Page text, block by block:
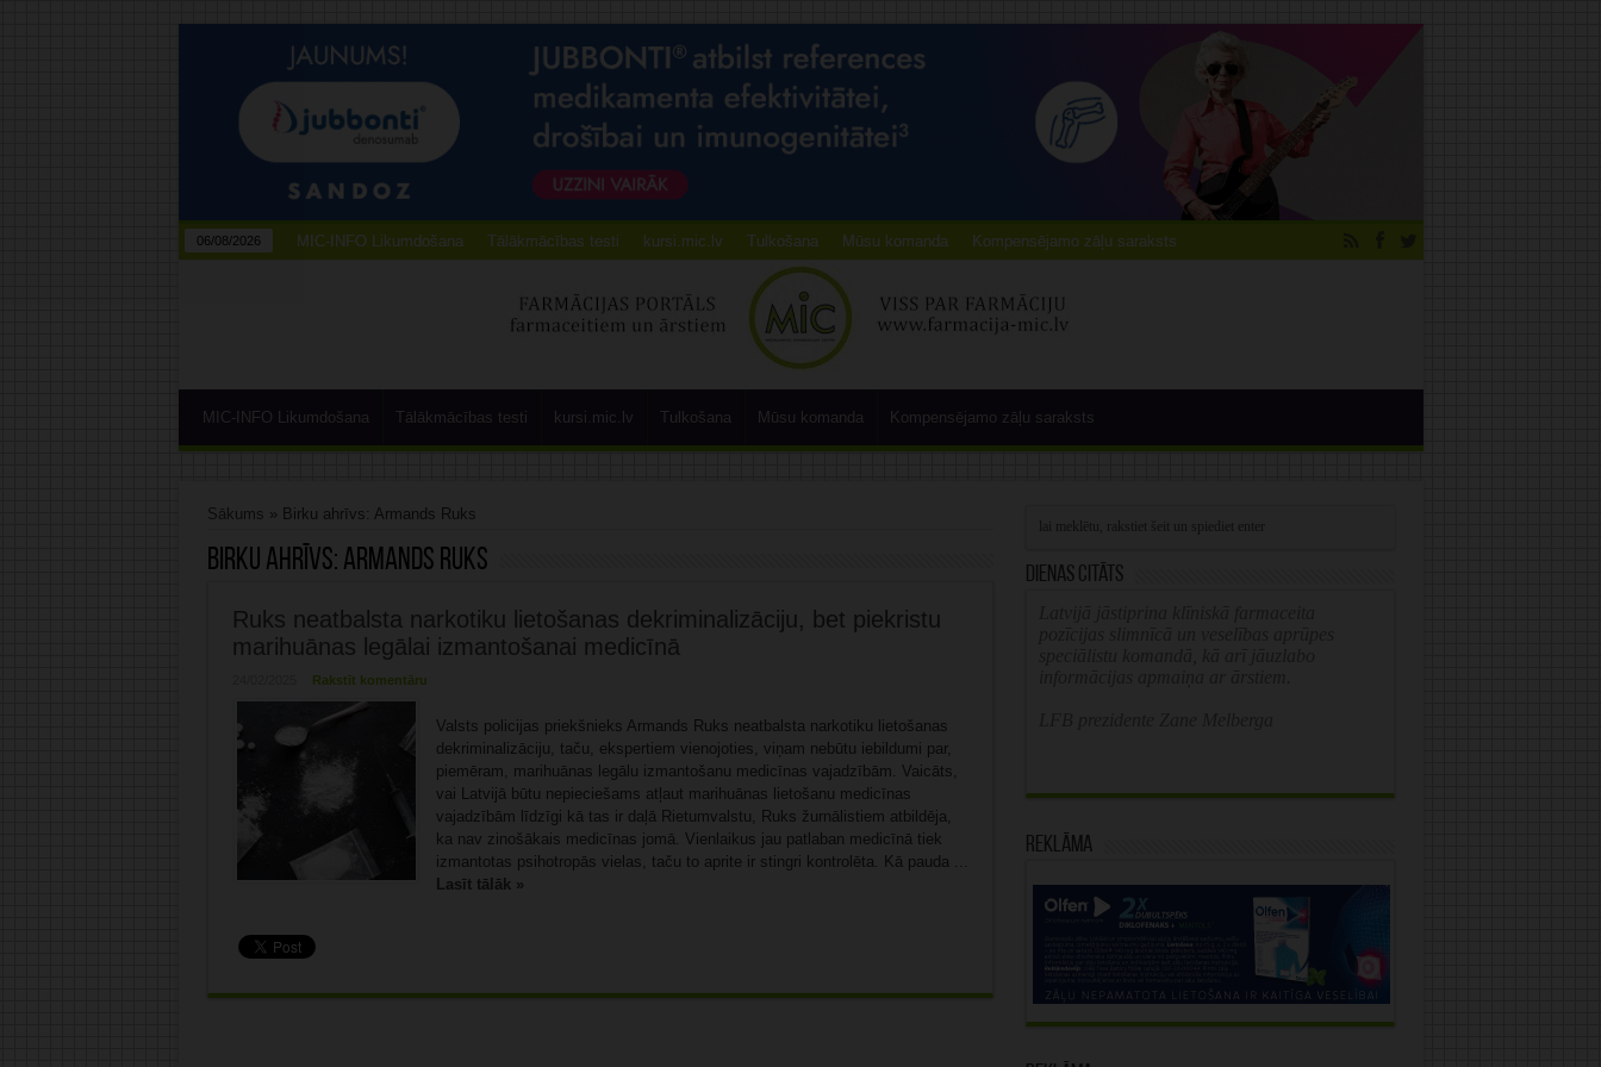
06/08/2026 MIC-INFO Likumdošana Tālākmācības testi kursi.mic.lv Tulkošana Mūsu komanda Kompensējamo zāļu saraksts
MIC-INFO Likumdošana Tālākmācības testi kursi.mic.lv Tulkošana Mūsu komanda Kompensējamo zāļu saraksts
Sākums » Birku ahrīvs: Armands Ruks
Birku ahrīvs: Armands Ruks
Ruks neatbalsta narkotiku lietošanas dekriminalizāciju, bet piekristu
marihuānas legālai izmantošanai medicīnā
Rakstīt komentāru
Valsts policijas priekšnieks Armands Ruks neatbalsta narkotiku lietošanas
dekriminalizāciju, taču, ekspertiem vienojoties, viņam nebūtu iebildumi par,
piemēram, marihuānas legālu izmantošanu medicīnas vajadzībām. Vaicāts,
vai Latvijā būtu nepieciešams atļaut marihuānas lietošanu medicīnas
vajadzībām līdzīgi kā tas ir daļā Rietumvalstu, Ruks žurnālistiem atbildēja,
ka nav zinošākais medicīnas jomā. Vienlaikus jau patlaban medicīnā tiek
izmantotas psihotropās vielas, taču to aprite ir stingri kontrolēta. Kā pauda ...
Lasīt tālāk »
Dienas citāts
Reklāma